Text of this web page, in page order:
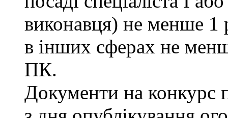
виконавця) не менше 1
в інших сферах не
ПК.
Документи на конкурс